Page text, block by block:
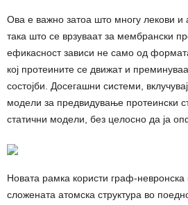
Ова е важно затоа што многу лекови и
така што се врзуваат за мембрански
ефикасност зависи не само од
кој протеините се движат и
состојби. Досегашни системи,
модели за предвидување протеински
статични модели, без целосно да ја
Новата рамка користи граф-
сложената атомска структура во